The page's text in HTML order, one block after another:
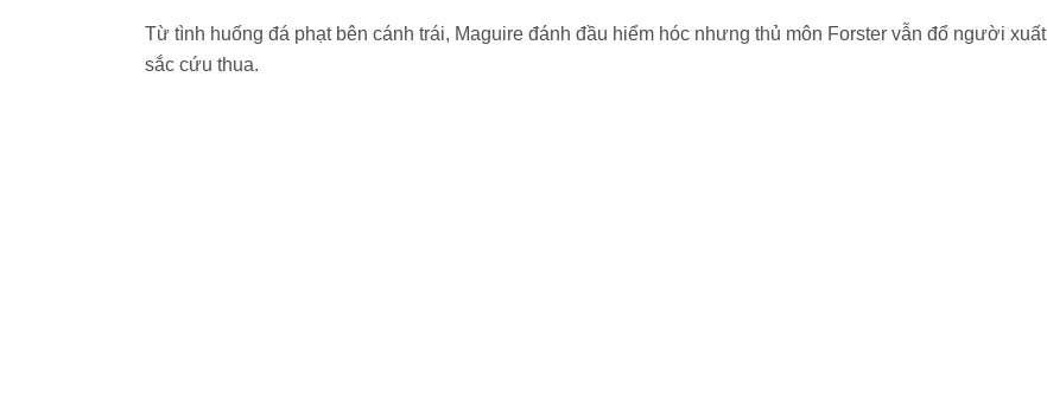
Từ tình huống đá phạt bên cánh trái, Maguire đánh đầu hiểm hóc nhưng thủ môn Forster vẫn đổ người xuất
sắc cứu thua.